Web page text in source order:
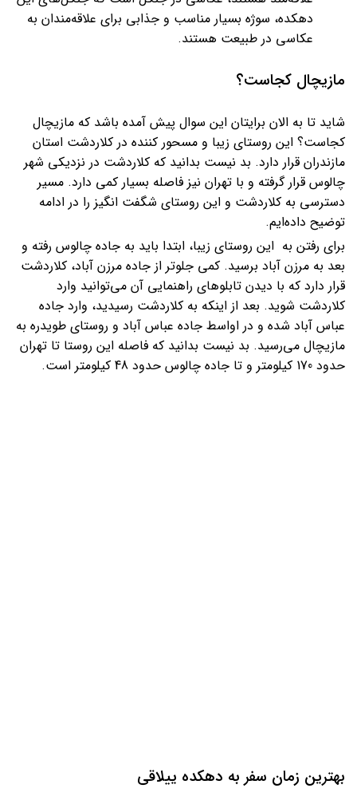
دهکده، سوژه بسیار مناسب و جذابی برای علاقه‌مندان به
عکاسی در طبیعت هستند.
مازیچال کجاست؟
شاید تا به الان برایتان این سوال پیش آمده باشد که مازیچال
کجاست؟ این روستای زیبا و مسحور کننده در کلاردشت استان
مازندران قرار دارد. بد نیست بدانید که کلاردشت در نزدیکی شهر
چالوس قرار گرفته و با تهران نیز فاصله بسیار کمی دارد. مسیر
دسترسی به کلاردشت و این روستای شگفت انگیز را در ادامه
توضیح داده‌ایم.
برای رفتن به این روستای زیبا، ابتدا باید به جاده چالوس رفته و
بعد به مرزن آباد برسید. کمی جلوتر از جاده مرزن آباد، کلاردشت
قرار دارد که با دیدن تابلوهای راهنمایی آن می‌توانید وارد
کلاردشت شوید. بعد از اینکه به کلاردشت رسیدید، وارد جاده
عباس آباد شده و در اواسط جاده عباس آباد و روستای طویدره به
مازیچال می‌رسید. بد نیست بدانید که فاصله این روستا تا تهران
حدود 170 کیلومتر و تا جاده چالوس حدود 48 کیلومتر است.
بهترین زمان سفر به دهکده ییلاقی